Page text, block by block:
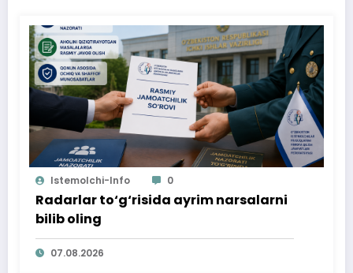
Istemolchi-Info 0
Radarlar to‘g‘risida ayrim narsalarni
bilib oling
07.08.2026